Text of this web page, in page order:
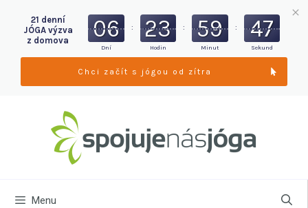
Menu
21 denní
JÓGA výzva
z domova
06
Dní
: 23
Hodin
: 59
Minut
: 46
Sekund
Chci začít s jógou od zítra